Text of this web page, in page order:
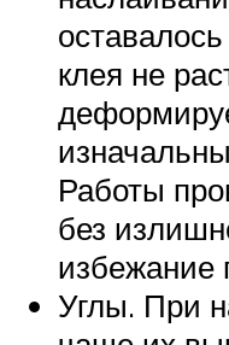
клея не
Работы
без
избежание
Углы. При